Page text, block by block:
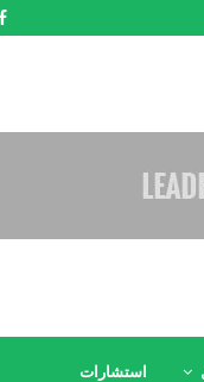
استشارات